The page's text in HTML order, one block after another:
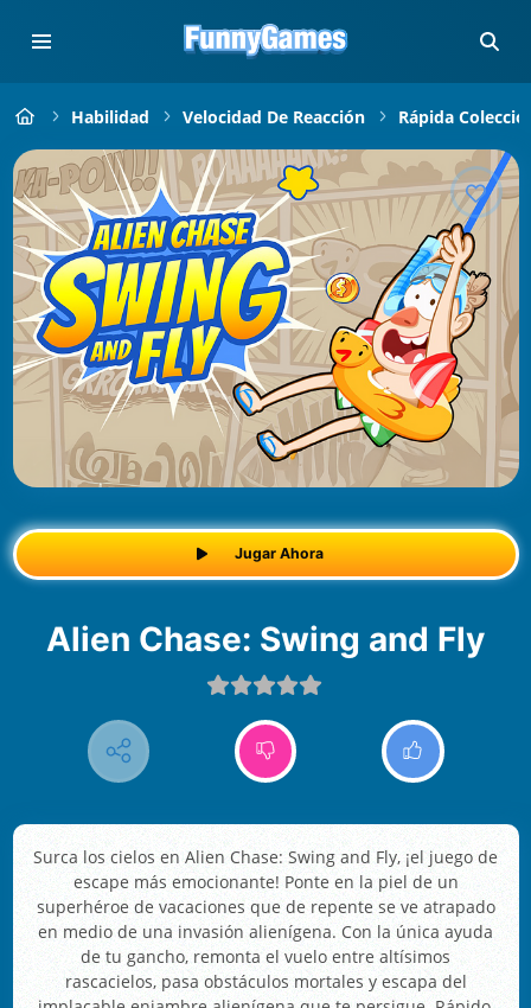
Habilidad Velocidad De Reacción Rápida
Jugar Ahora
Alien Chase: Swing and Fly
Surca los cielos en Alien Chase: Swing and Fly, ¡el juego de
escape más emocionante! Ponte en la piel de un
superhéroe de vacaciones que de repente se ve atrapado
en medio de una invasión alienígena. Con la única ayuda
de tu gancho, remonta el vuelo entre altísimos
rascacielos, pasa obstáculos mortales y escapa del